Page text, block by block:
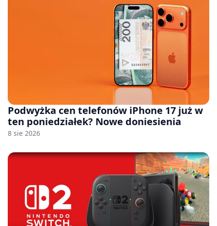
Podwyżka cen telefonów iPhone 17 już w
ten poniedziałek? Nowe doniesienia
8 sie 2026